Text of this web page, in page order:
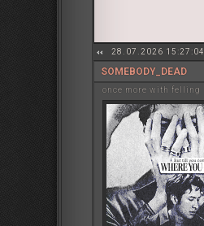
28.07.2026 15:27:04
SOMEBODY_DEAD
once more with felling